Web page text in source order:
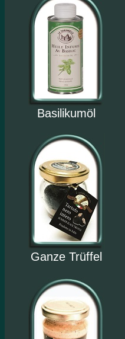
Basilikumöl
Ganze Trüffel